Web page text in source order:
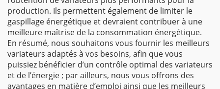
production. Ils permettent également de limiter le
gaspillage énergétique et devraient contribuer à une
meilleure maîtrise de la consommation énergétique.
En résumé, nous souhaitons vous fournir les meilleurs
variateurs adaptés à vos besoins, afin que vous
puissiez bénéficier d’un contrôle optimal des variateurs
et de l’énergie ; par ailleurs, nous vous offrons des
avantages en matière d’emploi ainsi que les meilleurs